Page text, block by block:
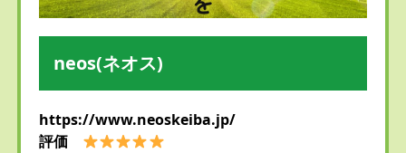
neos(ネオス)
https://www.neoskeiba.jp/
評価